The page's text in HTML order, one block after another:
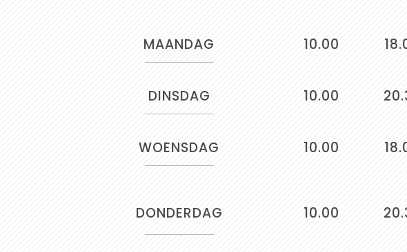
MAANDAG 10.00
DINSDAG 10.00
WOENSDAG 10.00
DONDERDAG 10.00